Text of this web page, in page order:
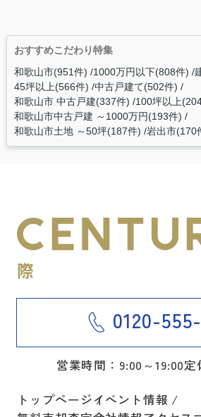
おすすめこだわり特集
和歌山市(951件) 1000万円以下(808件)
45坪以上(566件) 中古戸建て(502件)
和歌山市 中古戸建(337件) 100坪以上
和歌山市中古戸建 ～1000万円(193件)
和歌山市土地 ～50坪(187件) 岩出市(170
0120-
営業時間：9:00～19:00定
トップページイベント情報